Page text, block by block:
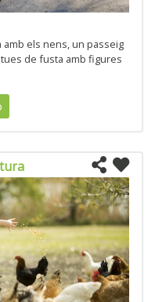
els nens, un passeig
de fusta amb figures